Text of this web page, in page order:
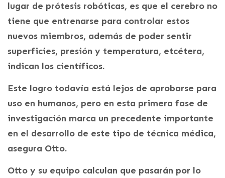
lugar de prótesis robóticas, es que el cerebro no
tiene que entrenarse para controlar estos
nuevos miembros, además de poder sentir
superficies, presión y temperatura, etcétera,
indican los científicos.
Este logro todavía está lejos de aprobarse para
uso en humanos, pero en esta primera fase de
investigación marca un precedente importante
en el desarrollo de este tipo de técnica médica,
asegura Otto.
Otto y su equipo calculan que pasarán por lo